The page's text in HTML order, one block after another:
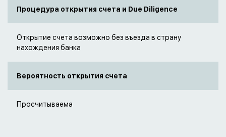
Процедура открытия счета и Due Diligence
Открытие счета возможно без въезда в страну
нахождения банка
Вероятность открытия счета
Просчитываема